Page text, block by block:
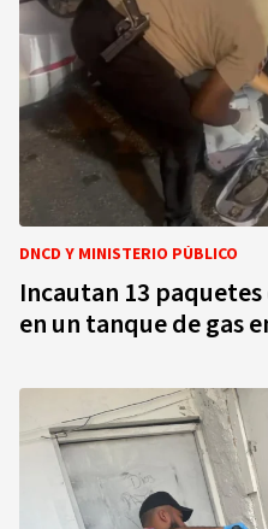
DNCD Y MINISTERIO PÚBLICO
Incautan 13
en un tanque de gas